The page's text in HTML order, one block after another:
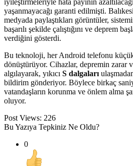
yaşanmayacağı garanti edilmişti.
medyada paylaştıkları görüntüler,
başarılı şekilde çalıştığını ve deprem
verdiğini gösterdi.
Bu teknoloji, her Android telefonu
dönüştürüyor. Cihazlar, depremin zarar
algılayarak, yıkıcı S dalgaları
bildirim gönderiyor. Böylece birkaç
vatandaşların korunma ve önlem alma
oluyor.
Post Views: 226
Bu Yazıya Tepkiniz Ne Oldu?
0